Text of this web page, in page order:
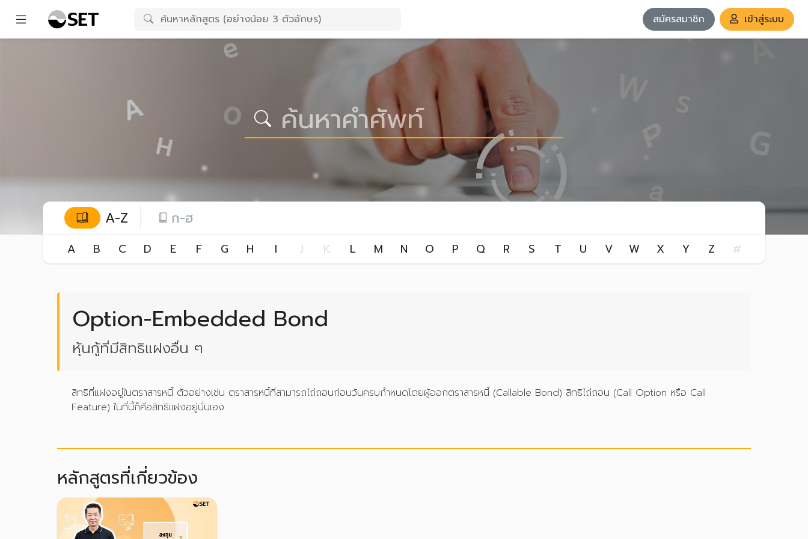
สมัครสมาชิก เข้าสู่ระบบ
A-Z ก-ฮ
A B C D E F G H I J K L M N O P Q R S T U V W X Y Z #
Option-Embedded Bond
หุ้นกู้ที่มีสิทธิแฝงอื่น ๆ
สิทธิที่แฝงอยู่ในตราสารหนี้ ตัวอย่างเช่น ตราสารหนี้ที่สามารถไถ่ถอนก่อนวันครบกำหนดโดยผู้ออกตราสารหนี้ (Callable Bond) สิทธิไถ่ถอน (Call Option หรือ Call
Feature) ในที่นี้ก็คือสิทธิแฝงอยู่นั่นเอง
หลักสูตรที่เกี่ยวข้อง